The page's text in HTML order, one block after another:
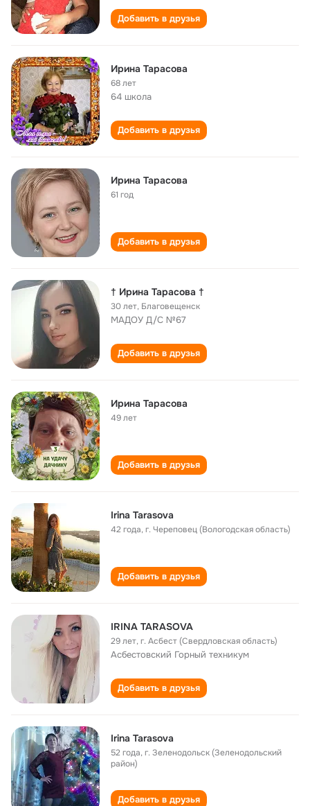
Добавить в друзья
Ирина Тарасова
68 лет
64 школа
Добавить в друзья
Ирина Тарасова
61 год
Добавить в друзья
† Ирина Тарасова †
30 лет, Благовещенск
МАДОУ Д/С №67
Добавить в друзья
Ирина Тарасова
49 лет
Добавить в друзья
Irina Tarasova
42 года,г. Череповец (Вологодская область)
Добавить в друзья
IRINA TARASOVA
29 лет,г. Асбест (Свердловская область)
Асбестовский Горный техникум
Добавить в друзья
Irina Tarasova
52 года,г. Зеленодольск (Зеленодольский
район)
Добавить в друзья